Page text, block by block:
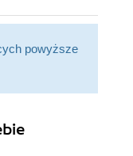
powyższe